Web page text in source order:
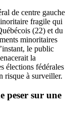
de centre gauche
fragile qui
(22) et du
minoritaires
le public
la
élections fédérales
risque à surveiller.
peser sur une